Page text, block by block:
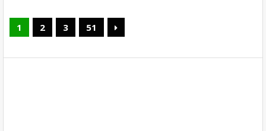
1 2 3 51